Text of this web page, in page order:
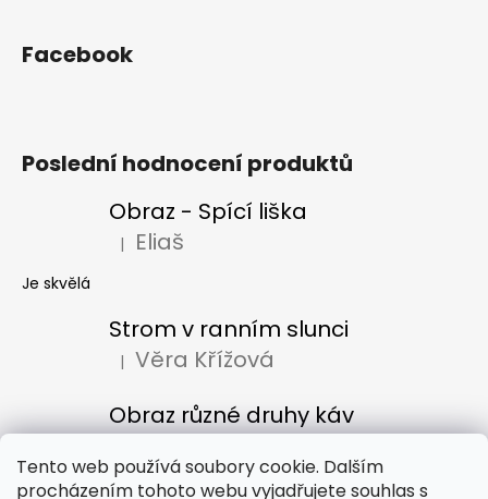
Tento web používá soubory cookie. Dalším
procházením tohoto webu vyjadřujete souhlas s
Facebook
Poslední hodnocení produktů
Obraz - Spící liška
Hodnocení produktu je 5 z 5 hvězdiček.
| Eliaš
Je skvělá
Strom v ranním slunci
Hodnocení produktu je 5 z 5 hvězdiček.
| Věra Křížová
Obraz různé druhy káv
Hodnocení produktu je 5 z 5 hvězdiček.